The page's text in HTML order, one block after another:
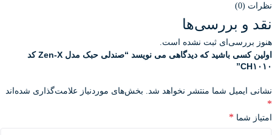
نظرات (0)
نقد و بررسی‌ها
هنوز بررسی‌ای ثبت نشده است.
اولین کسی باشید که دیدگاهی می نویسد “صندلی حبک مدل Zen-X کد
CH۱۰۱۰”
نشانی ایمیل شما منتشر نخواهد شد. بخش‌های موردنیاز علامت‌گذاری شده‌اند
*
امتیاز شما *